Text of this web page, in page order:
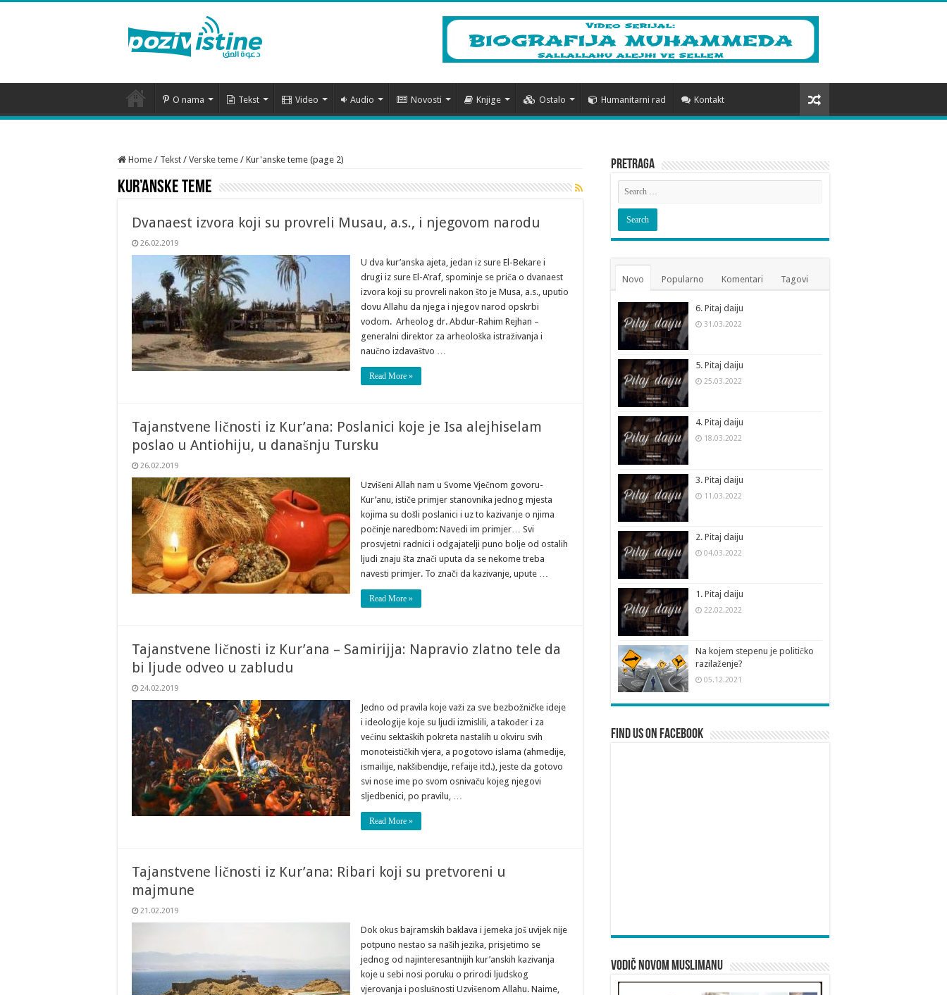
O nama Tekst Video Audio Novosti Knjige Ostalo Humanitarni rad Kontakt
Home / Tekst / Verske teme / Kur'anske teme (page 2)
Kur’anske teme
Dvanaest izvora koji su provreli Musau, a.s., i njegovom narodu
26.02.2019
U dva kur’anska ajeta, jedan iz sure El-Bekare i
drugi iz sure El-A’raf, spominje se priča o dvanaest
izvora koji su provreli nakon što je Musa, a.s., uputio
dovu Allahu da njega i njegov narod opskrbi
vodom. Arheolog dr. Abdur-Rahim Rejhan –
generalni direktor za arheološka istraživanja i
naučno izdavaštvo …
Read More »
Tajanstvene ličnosti iz Kur’ana: Poslanici koje je Isa alejhiselam
poslao u Antiohiju, u današnju Tursku
26.02.2019
Uzvišeni Allah nam u Svome Vječnom govoru-
Kur’anu, ističe primjer stanovnika jednog mjesta
kojima su došli poslanici i uz to kazivanje o njima
počinje naredbom: Navedi im primjer… Svi
prosvjetni radnici i odgajatelji puno bolje od ostalih
ljudi znaju šta znači uputa da se nekome treba
navesti primjer. To znači da kazivanje, upute …
Read More »
Tajanstvene ličnosti iz Kur’ana – Samirijja: Napravio zlatno tele da
bi ljude odveo u zabludu
24.02.2019
Jedno od pravila koje važi za sve bezbožničke ideje
i ideologije koje su ljudi izmislili, a također i za
većinu sektaških pokreta nastalih u okviru svih
monoteističkih vjera, a pogotovo islama (ahmedije,
ismailije, nakšibendije, refaije itd.), jeste da gotovo
svi nose ime po svom osnivaču kojeg njegovi
sljedbenici, po pravilu, …
Read More »
Tajanstvene ličnosti iz Kur’ana: Ribari koji su pretvoreni u
majmune
21.02.2019
Dok okus bajramskih baklava i jemeka još uvijek nije
potpuno nestao sa naših jezika, prisjetimo se
jednog od najinteresantnijih kur’anskih kazivanja
koje u sebi nosi poruku o prirodi ljudskog
vjerovanja i poslušnosti Uzvišenom Allahu. Naime,
Pretraga
Novo Popularno Komentari Tagovi
6. Pitaj daiju
31.03.2022
5. Pitaj daiju
25.03.2022
4. Pitaj daiju
18.03.2022
3. Pitaj daiju
11.03.2022
2. Pitaj daiju
04.03.2022
1. Pitaj daiju
22.02.2022
Na kojem stepenu je političko
razilaženje?
05.12.2021
Find us on Facebook
Vodič novom muslimanu